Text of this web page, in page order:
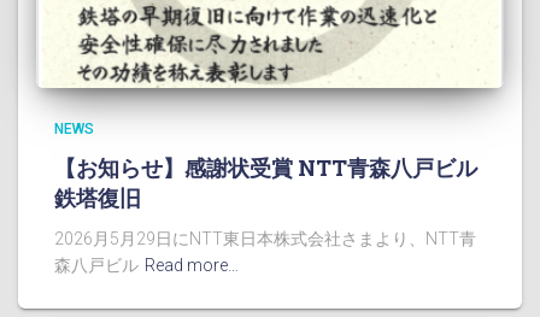
NEWS
【お知らせ】感謝状受賞 NTT青森八戸ビル
鉄塔復旧
2026月5月29日にNTT東日本株式会社さまより、NTT青
森八戸ビル Read more…